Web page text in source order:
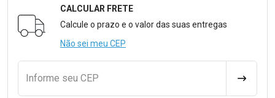
Formulário para Calcular o Frete
CALCULAR FRETE
Calcule o prazo e o valor das suas entregas
Não sei meu CEP
Informe seu CEP